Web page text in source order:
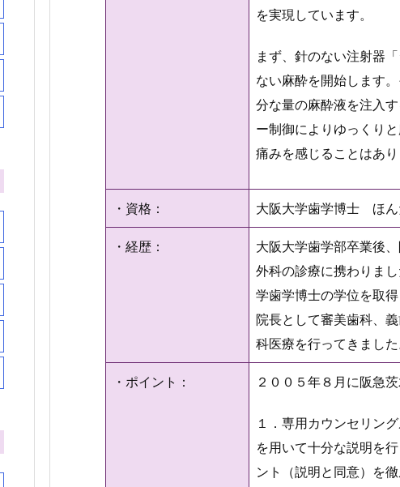
を実現しています。
まず、針のない注射器
ない麻酔を開始します
分な量の麻酔液を注入
ー制御によりゆっくり
痛みを感じることはあ
・資格： 大阪大学歯学博士 ほん
・経歴：
大阪大学歯学部卒業後
外科の診療に携わりま
学歯学博士の学位を取
院長として審美歯科、
科医療を行ってきまし
・ポイント： ２００５年８月に阪急
１．専用カウンセリン
を用いて十分な説明を
ント（説明と同意）を